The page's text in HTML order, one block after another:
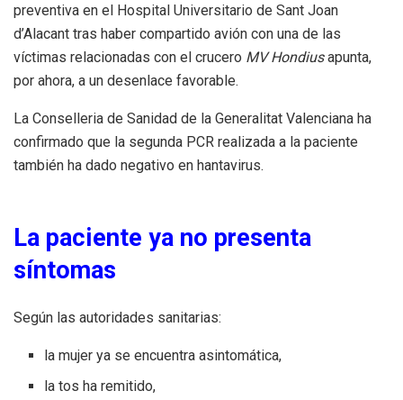
preventiva en el Hospital Universitario de Sant Joan
d’Alacant tras haber compartido avión con una de las
víctimas relacionadas con el crucero MV Hondiusapunta,
por ahora, a un desenlace favorable.
La Conselleria de Sanidad de la Generalitat Valenciana ha
confirmado que la segunda PCR realizada a la paciente
también ha dado negativo en hantavirus.
La paciente ya no presenta
síntomas
Según las autoridades sanitarias:
la mujer ya se encuentra asintomática,
la tos ha remitido,